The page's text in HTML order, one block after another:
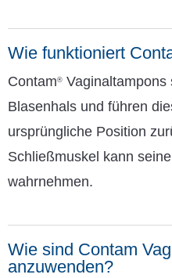
Wie funktioniert
Contam® Vaginaltampons
Blasenhals und führen
ursprüngliche Position
Schließmuskel kann
wahrnehmen.
Wie sind Contam
anzuwenden?